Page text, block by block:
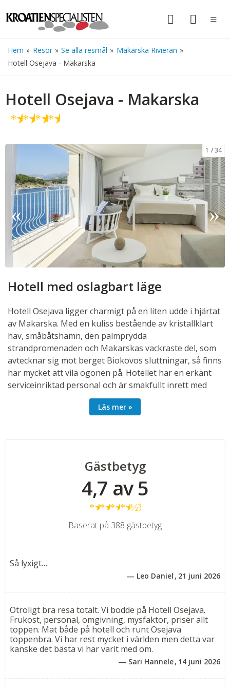
Hem » Resor » Se alla resmål » Makarska Rivieran »
Hotell Osejava - Makarska
Hotell Osejava - Makarska
★★★★
1 34
Hotell med oslagbart läge
Hotell Osejava ligger charmigt på en liten udde i hjärtat
av Makarska. Med en kuliss bestående av kristallklart
hav, småbåtshamn, den palmprydda
strandpromenaden och Makarskas vackraste del, som
avtecknar sig mot berget Biokovos sluttningar, så finns
här mycket att vila ögonen på. Hotellet har en erkänt
serviceinriktad personal och är smakfullt inrett med
modern formgivning inramad i en gammaldags
atmosfär. Alldeles bakom ligger ett skogsområde med
med medelhavskaraktär och à la carte-restaurangen
Zalo för ”slow food”-gourmanden. Efter en välanrättad
måltid på restaurangens terrass får du från första
parkett en sista glimt av solen som klamrar sig fast vid
horisonten. Hotellet är anpassat för vuxna, men under
sommarmånaderna välkomnas även familjer med barn,
vilket skapar en trivsam och varierad atmosfär.
Rumstyper
Dubbelrum för 2-3 personer med balkong mot
havsutsikt
Dubbelrum för 2 personer med balkong och delvis
havsutsikt
Juniorsvit för 2-4 personer med fransk balkong och
havsutsikt
Läs mer
Gästbetyg
4,7 av 5
★★★★ ½
Baserat på 388 gästbetyg
Så lyxigt…
Leo Daniel 21 juni 2026
Otroligt bra resa totalt. Vi bodde på Hotell Osejava.
Frukost, personal, omgivning, mysfaktor, priser allt
toppen. Mat både på hotell och runt Osejava
toppenbra. Vi har rest mycket i världen men detta var
kanske det bästa vi har varit med om.
Sari Hannele 14 juni 2026